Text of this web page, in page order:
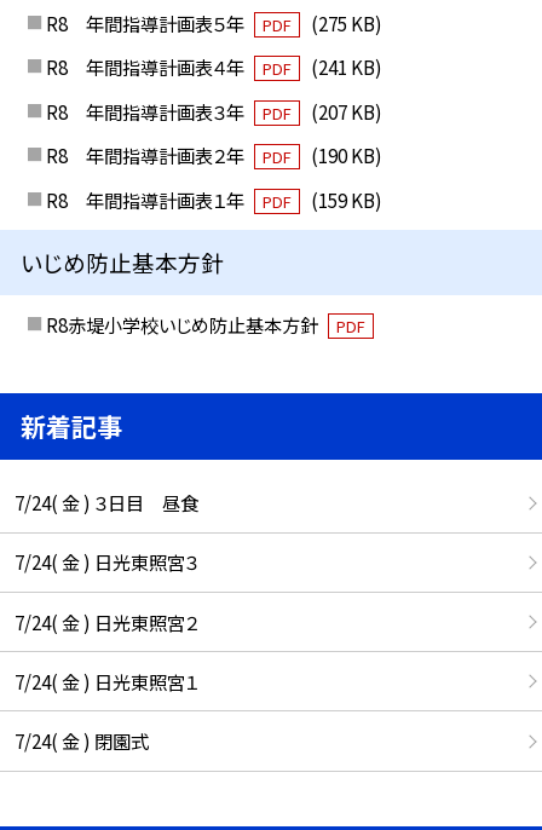
R8 年間指導計画表５年
PDF
(275 KB)
R8 年間指導計画表４年
PDF
(241 KB)
R8 年間指導計画表３年
PDF
(207 KB)
R8 年間指導計画表２年
PDF
(190 KB)
R8 年間指導計画表１年
PDF (159 KB)
いじめ防止基本方針
R8赤堤小学校いじめ防止基本方針 PDF
新着記事
7/24( 金 ) ３日目 昼食
7/24( 金 ) 日光東照宮３
7/24( 金 ) 日光東照宮２
7/24( 金 ) 日光東照宮１
7/24( 金 ) 閉園式